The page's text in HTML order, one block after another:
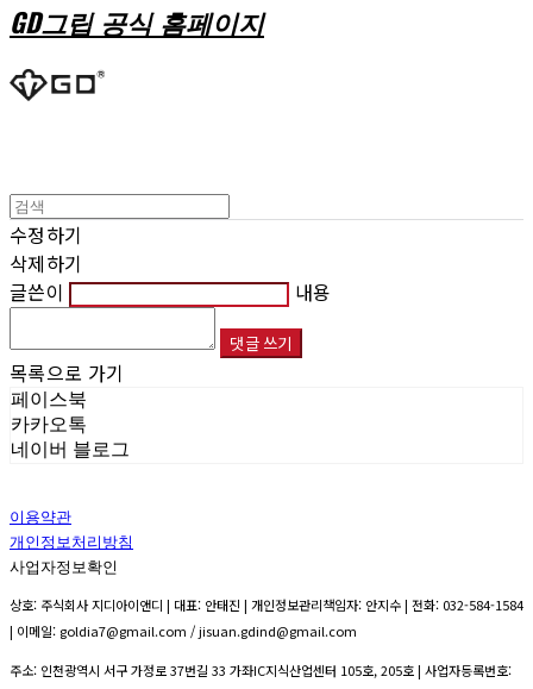
GD그립 공식 홈페이지
수정하기
삭제하기
글쓴이
내용
댓글 쓰기
목록으로 가기
페이스북
카카오톡
네이버 블로그
이용약관
개인정보처리방침
사업자정보확인
상호: 주식회사 지디아이앤디 | 대표: 안태진 | 개인정보관리책임자: 안지수 | 전화: 032-584-1584
| 이메일: goldia7@gmail.com / jisuan.gdind@gmail.com
주소: 인천광역시 서구 가정로 37번길 33 가좌IC지식산업센터 105호, 205호 | 사업자등록번호: